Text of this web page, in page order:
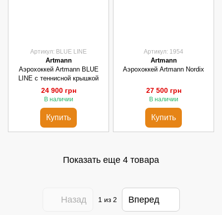
Артикул: BLUE LINE
Artmann
Аэрохоккей Artmann BLUE
LINE с теннисной крышкой
24 900 грн
В наличии
Купить
Артикул: 1954
Artmann
Аэрохоккей Artmann Nordix
27 500 грн
В наличии
Купить
Показать еще 4 товара
Назад 1из 2 Вперед